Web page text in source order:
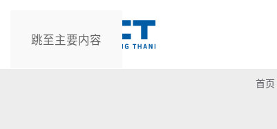
跳至主要内容
首页